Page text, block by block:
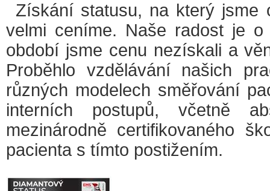
Získání statusu, na který jsme
velmi ceníme. Naše radost je
období jsme cenu nezískali a
Proběhlo vzdělávání našich
různých modelech směřování
interních postupů, včetně
mezinárodně certifikovaného
pacienta s tímto postižením.